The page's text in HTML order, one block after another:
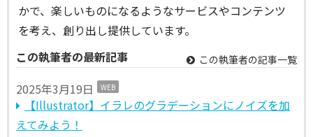
かで、楽しいものになるようなサービスやコンテンツ
を考え、創り出し提供しています。
この執筆者の最新記事
この執筆者の記事一覧
2025年3月19日 WEB
【Illustrator】イラレのグラデーションにノイズを加
えてみよう！